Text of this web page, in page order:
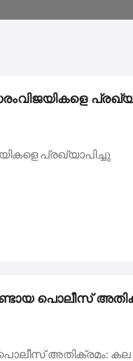
മുഖാമുഖം
പ്രഖ്യാപിച്ചു
പൊലീസ്
അതിക്രമം: കല